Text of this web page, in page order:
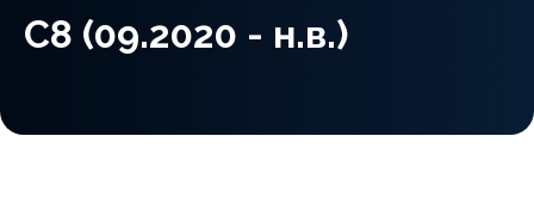
C8 (09.2020 - н.в.)